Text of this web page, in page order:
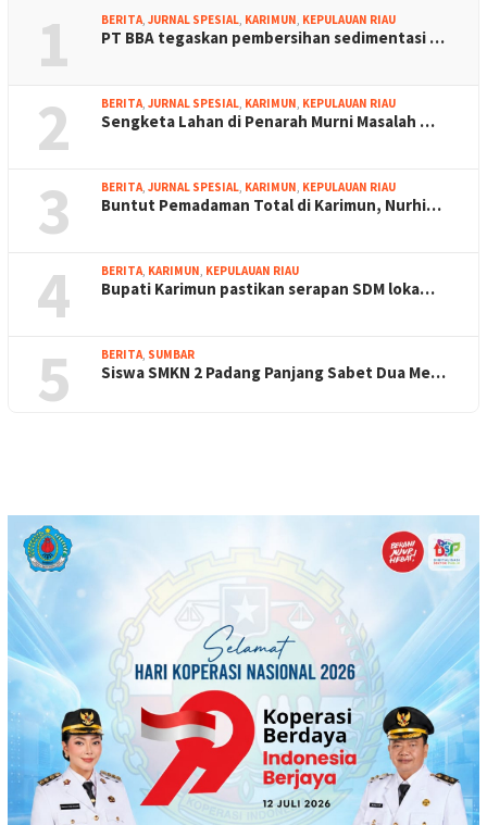
1 BERITA, JURNAL SPESIAL, KARIMUN, KEPULAUAN RIAU
PT BBA tegaskan pembersihan sedimentasi …
2 BERITA, JURNAL SPESIAL, KARIMUN, KEPULAUAN RIAU
Sengketa Lahan di Penarah Murni Masalah …
3 BERITA, JURNAL SPESIAL, KARIMUN, KEPULAUAN RIAU
Buntut Pemadaman Total di Karimun, Nurhi…
4 BERITA, KARIMUN, KEPULAUAN RIAU
Bupati Karimun pastikan serapan SDM loka…
5 BERITA, SUMBAR
Siswa SMKN 2 Padang Panjang Sabet Dua Me…